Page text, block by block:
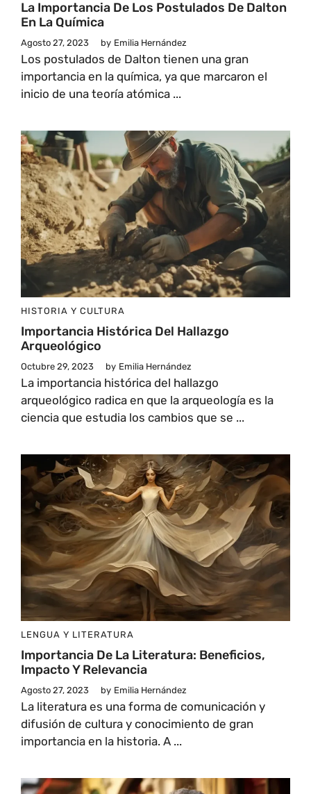
La Importancia De Los Postulados De Dalton
En La Química
Agosto 27, 2023 by Emilia Hernández
Los postulados de Dalton tienen una gran
importancia en la química, ya que marcaron el
inicio de una teoría atómica ...
HISTORIA Y CULTURA
Importancia Histórica Del Hallazgo
Arqueológico
Octubre 29, 2023 by Emilia Hernández
La importancia histórica del hallazgo
arqueológico radica en que la arqueología es la
ciencia que estudia los cambios que se ...
LENGUA Y LITERATURA
Importancia De La Literatura: Beneficios,
Impacto Y Relevancia
Agosto 27, 2023 by Emilia Hernández
La literatura es una forma de comunicación y
difusión de cultura y conocimiento de gran
importancia en la historia. A ...